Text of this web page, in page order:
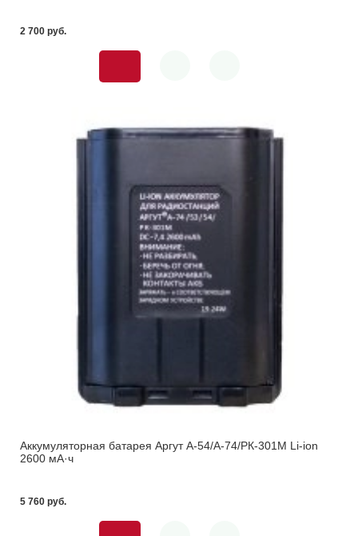
2 700 pуб.
Аккумуляторная батарея Аргут А-54/А-74/РК-301М Li-ion
2600 мА·ч
5 760 pуб.